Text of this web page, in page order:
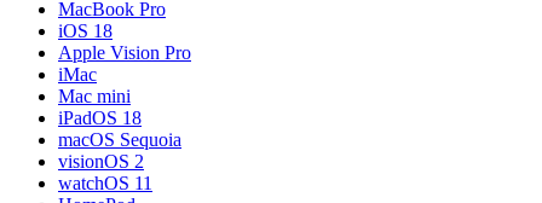
MacBook Pro
iOS 18
Apple Vision Pro
iMac
Mac mini
iPadOS 18
macOS Sequoia
visionOS 2
watchOS 11